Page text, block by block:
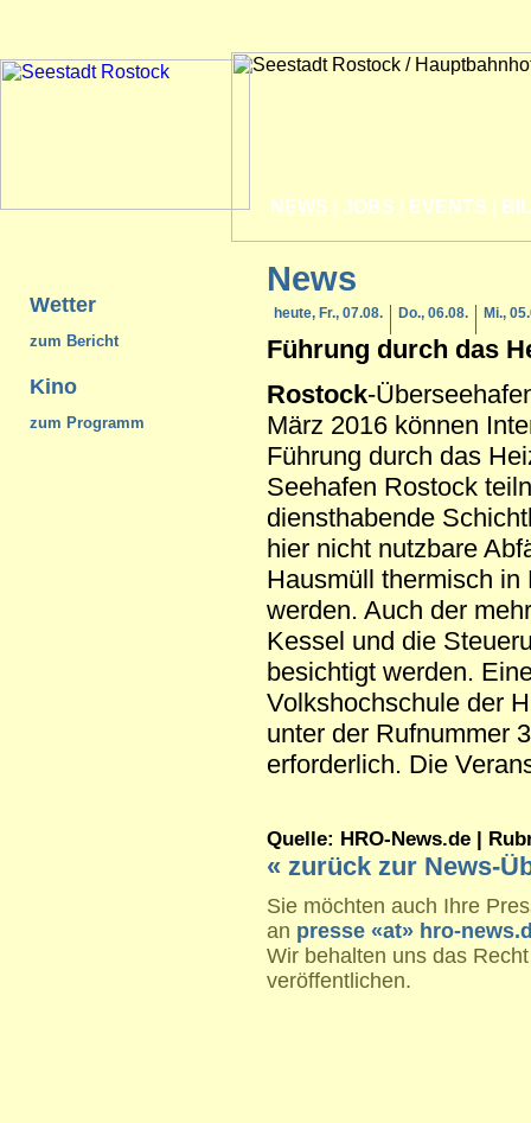
NEWS JOBS EVENTS
Wetter
zum Bericht
Kino
zum Programm
News
heute, Fr., 07.08. Do., 06.08. Mi.,
Führung durch das
Rostock-
März 2016 können
Führung durch das
Seehafen Rostock
diensthabende
hier nicht nutzbare
Hausmüll thermisch
werden. Auch der
Kessel und die
besichtigt werden.
Volkshochschule der
unter der Rufnummer
erforderlich. Die
Quelle: HRO-News.de |
« zurück zur News-
Sie möchten auch Ihre
an presse «at» hro-
Wir behalten uns das
veröffentlichen.